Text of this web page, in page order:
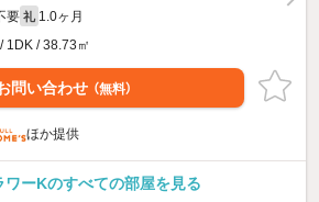
要 礼 1.0ヶ月
1DK / 38.73㎡
問い合わせ （無料）
ほか提供
ワーKのすべての部屋を見る